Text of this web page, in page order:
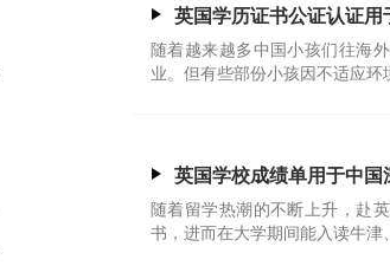
英国学历证书公证认证
随着越来越多中国小孩们往海
业。但有些部份小孩因不适应
英国学校成绩单用于中
随着留学热潮的不断上升，赴
书，进而在大学期间能入读牛